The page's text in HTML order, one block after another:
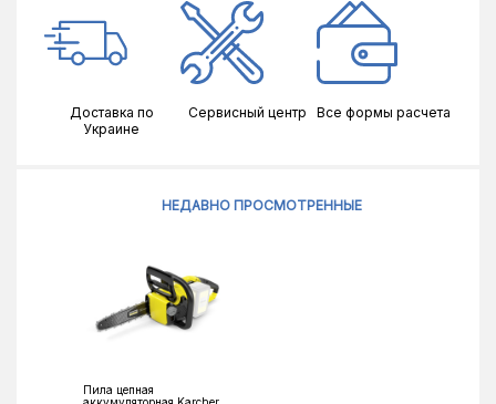
Доставка по
Украине
Сервисный центр Все формы расчета
НЕДАВНО ПРОСМОТРЕННЫЕ
Пила цепная